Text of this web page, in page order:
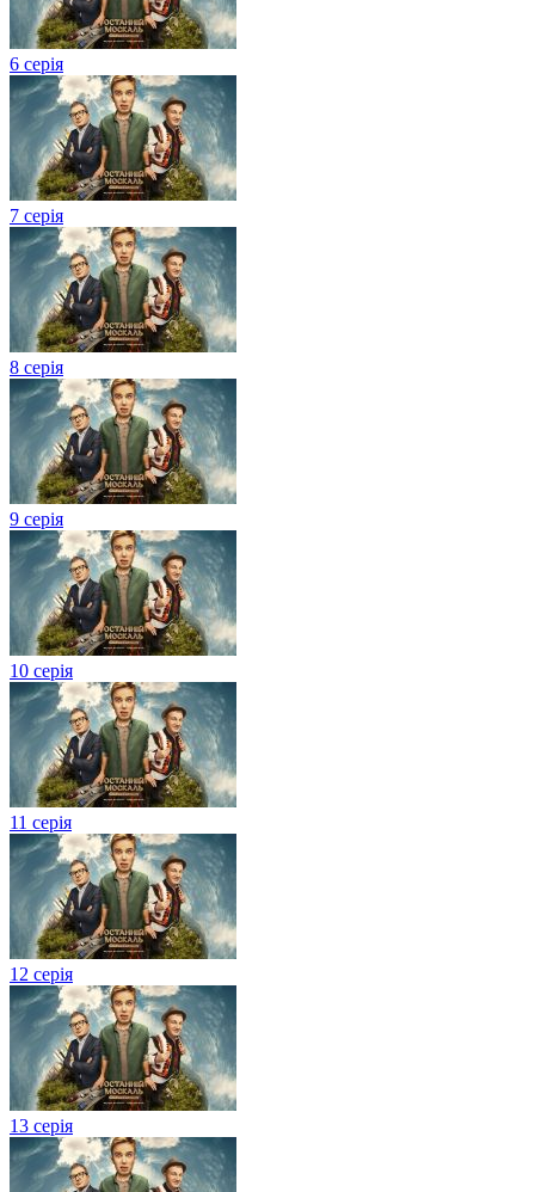
6 серія
7 серія
8 серія
9 серія
10 серія
11 серія
12 серія
13 серія